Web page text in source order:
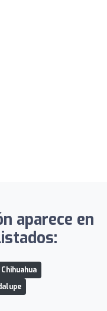
aparece en